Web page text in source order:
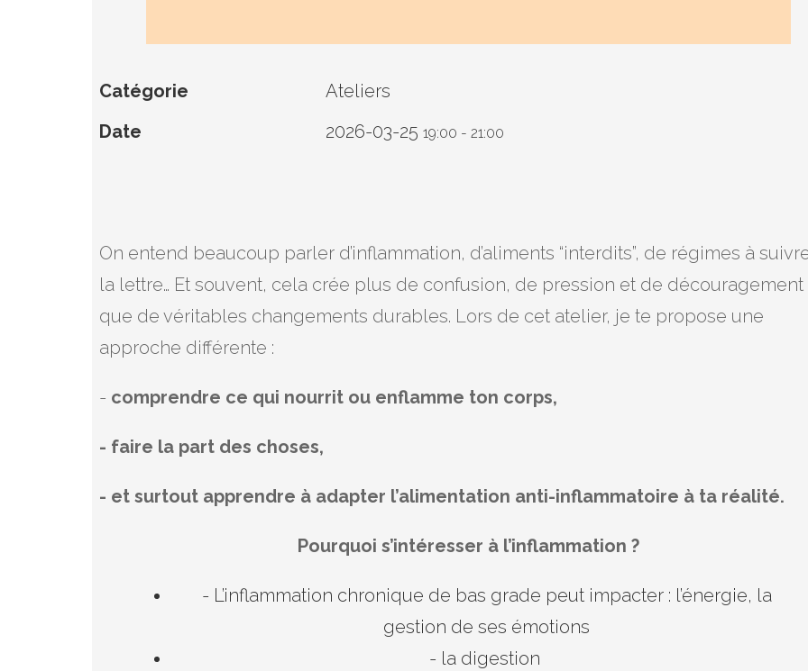
Catégorie
Ateliers
Date
2026-03-25 19:00 - 21:00
On entend beaucoup parler d’inflammation, d’aliments “interdits”, de régimes à
la lettre… Et souvent, cela crée plus de confusion, de pression et de découragement
que de véritables changements durables. Lors de cet atelier, je te propose une
approche différente :
- comprendre ce qui nourrit ou enflamme ton corps,
- faire la part des choses,
- et surtout apprendre à adapter l’alimentation anti-inflammatoire à ta réalité.
Pourquoi s’intéresser à l’inflammation ?
- L’inflammation chronique de bas grade peut impacter : l’énergie, la
gestion de ses émotions
- la digestion